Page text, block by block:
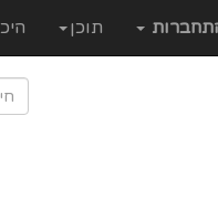
תוכן